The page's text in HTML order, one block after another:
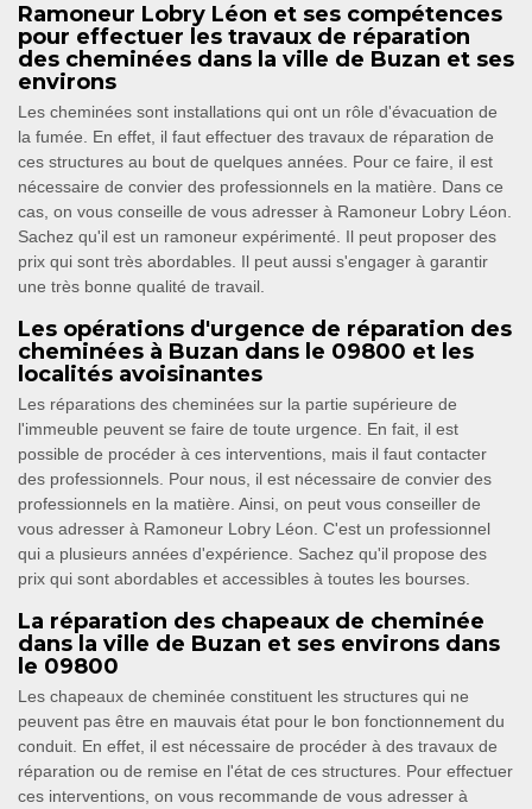
Ramoneur Lobry Léon et ses compétences
pour effectuer les travaux de réparation
des cheminées dans la ville de Buzan et ses
environs
Les cheminées sont installations qui ont un rôle d'évacuation de
la fumée. En effet, il faut effectuer des travaux de réparation de
ces structures au bout de quelques années. Pour ce faire, il est
nécessaire de convier des professionnels en la matière. Dans ce
cas, on vous conseille de vous adresser à Ramoneur Lobry Léon.
Sachez qu'il est un ramoneur expérimenté. Il peut proposer des
prix qui sont très abordables. Il peut aussi s'engager à garantir
une très bonne qualité de travail.
Les opérations d'urgence de réparation des
cheminées à Buzan dans le 09800 et les
localités avoisinantes
Les réparations des cheminées sur la partie supérieure de
l'immeuble peuvent se faire de toute urgence. En fait, il est
possible de procéder à ces interventions, mais il faut contacter
des professionnels. Pour nous, il est nécessaire de convier des
professionnels en la matière. Ainsi, on peut vous conseiller de
vous adresser à Ramoneur Lobry Léon. C'est un professionnel
qui a plusieurs années d'expérience. Sachez qu'il propose des
prix qui sont abordables et accessibles à toutes les bourses.
La réparation des chapeaux de cheminée
dans la ville de Buzan et ses environs dans
le 09800
Les chapeaux de cheminée constituent les structures qui ne
peuvent pas être en mauvais état pour le bon fonctionnement du
conduit. En effet, il est nécessaire de procéder à des travaux de
réparation ou de remise en l'état de ces structures. Pour effectuer
ces interventions, on vous recommande de vous adresser à